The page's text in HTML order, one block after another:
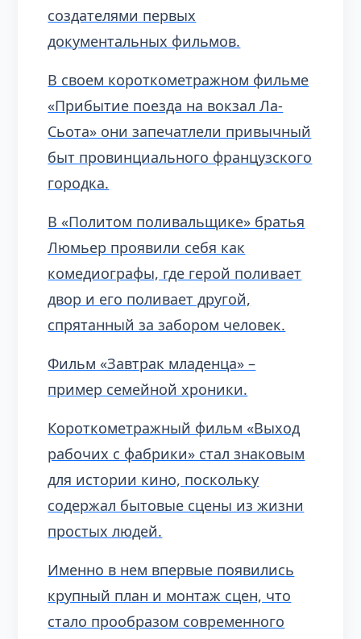
создателями первых
документальных фильмов.
В своем короткометражном фильме
«Прибытие поезда на вокзал Ла-
Сьота» они запечатлели привычный
быт провинциального французского
городка.
В «Политом поливальщике» братья
Люмьер проявили себя как
комедиографы, где герой поливает
двор и его поливает другой,
спрятанный за забором человек.
Фильм «Завтрак младенца» –
пример семейной хроники.
Короткометражный фильм «Выход
рабочих с фабрики» стал знаковым
для истории кино, поскольку
содержал бытовые сцены из жизни
простых людей.
Именно в нем впервые появились
крупный план и монтаж сцен, что
стало прообразом современного